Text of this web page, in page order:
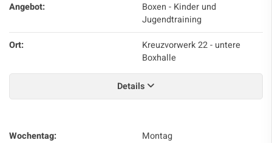
Angebot:
Boxen - Kinder und
Jugendtraining
Ort:
Kreuzvorwerk 22 - untere
Boxhalle
Details
Wochentag:
Montag